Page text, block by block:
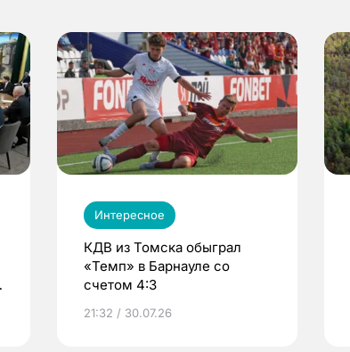
Интересное
КДВ из Томска обыграл
«Темп» в Барнауле со
счетом 4:3
21:32 / 30.07.26